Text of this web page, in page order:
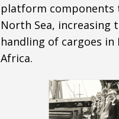
platform components
North Sea, increasing
handling of cargoes in
Africa.